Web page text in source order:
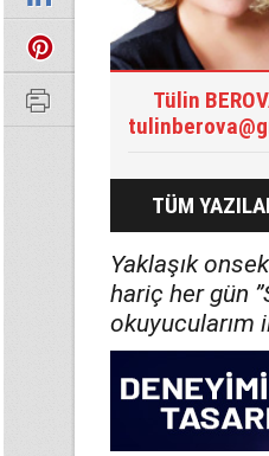
Tülin
TÜM
Yaklaşık
hariç her gün
okuyucularım